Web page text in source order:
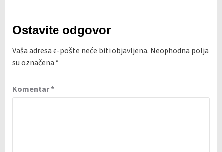
Ostavite odgovor
Vaša adresa e-pošte neće biti objavljena. Neophodna polja
su označena *
Komentar*